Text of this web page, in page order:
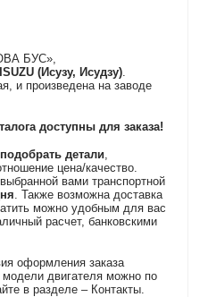
БУС»,
ISUZU (Исузу, Исудзу).
и произведена на заводе
доступны для заказа!
подобрать детали,
цена/качество.
вами транспортной
. Также возможна доставка
можно удобным для вас
расчет, банковскими
оформления заказа
двигателя можно по
в разделе – Контакты.